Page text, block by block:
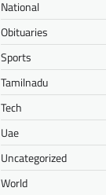
National
Obituaries
Sports
Tamilnadu
Tech
Uae
Uncategorized
World